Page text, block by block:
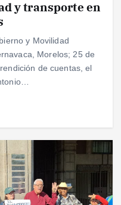
y transporte en
y Movilidad
Morelos; 25 de
de cuentas, el